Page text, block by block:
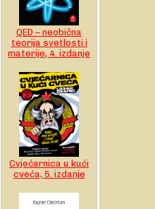
QED – neobična
teorija svetlosti i
materije, 4. izdanje
Cvjećarnica u kući
cveća, 5. izdanje